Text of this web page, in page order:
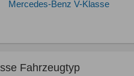
Mercedes-Benz V-Klasse
Fahrzeugtyp